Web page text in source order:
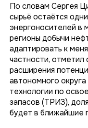
По словам Сергея
сырьё остаётся
энергоносителей в
регионы добычи
адаптировать к
частности, отметил
расширения
автономного
технологии по
запасов (ТРИЗ),
будет в ближайшие